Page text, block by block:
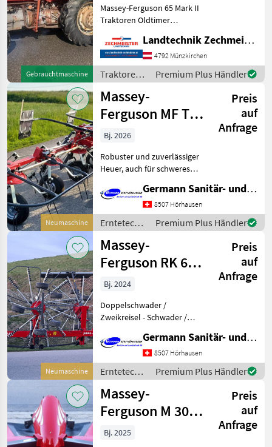
Marktplatz Händlerangebote Kleinanzeigen
Gebrauchtmaschine
Massey-Ferguson 65 Mark II
Traktoren Oldtimer
Landtechnik Zechmeister GmbH & Co KG
4792 Münzkirchen
Traktoren /
Massey
Ferguson
Premium Plus Händler
Neumaschine
Massey-
Ferguson MF TD
676 DN
Preis
auf
Anfrage
Bj. 2026
Robuster und zuverlässiger
Heuer, auch für schweres
Arbeitsbreite ca. 6.60 m,
Transportbreite
zusammengeklappt ca. 2.9
m, Abstellhöhe
zusammeng
Germann Sanitär- und Landtechnik AG
8507 Hörhausen
Erntetechnik
Grünland /
Massey
Ferguson
Premium Plus Händler
Neumaschine
Massey-
Ferguson RK 672
SD TRC / Fella
Juras 1452
Preis
auf
Anfrage
Bj. 2024
Doppelschwader /
Zweikreisel - Schwader /
Ferguson MF RK 672 SD TRC
(Fella Juras 1452)
Doppelschwader mit seitl.
Schwadablage Mehr Leistu
Germann Sanitär- und Landtechnik AG
8507 Hörhausen
Erntetechnik
Grünland /
Massey
Ferguson
Premium Plus Händler
Massey-
Ferguson M 304
FP-V
Preis
auf
Anfrage
Bj. 2025